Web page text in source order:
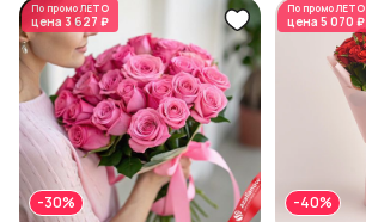
По промоЛЕТО
цена 3 627 ₽
-30%
По промоЛЕТО
цена 5 070 ₽
-40%